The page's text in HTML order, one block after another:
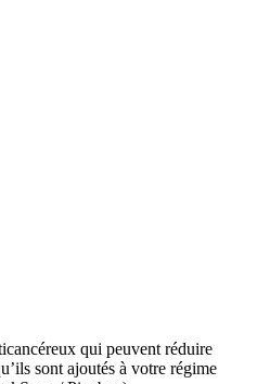
qui peuvent réduire
sont ajoutés à votre régime